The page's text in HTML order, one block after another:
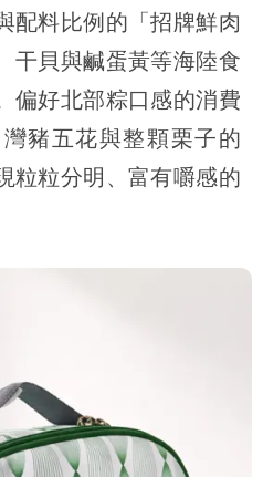
配料比例的「招牌鮮肉
干貝與鹹蛋黃等海陸食
偏好北部粽口感的消費
豬五花與整顆栗子的
粒粒分明、富有嚼感的